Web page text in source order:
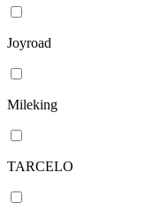
Joyroad
Mileking
TARCELO